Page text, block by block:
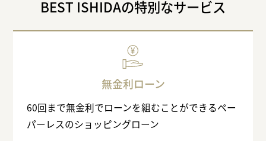
BEST ISHIDAの特別なサービス
無金利ローン
60回まで無金利でローンを組むことができるペー
パーレスのショッピングローン